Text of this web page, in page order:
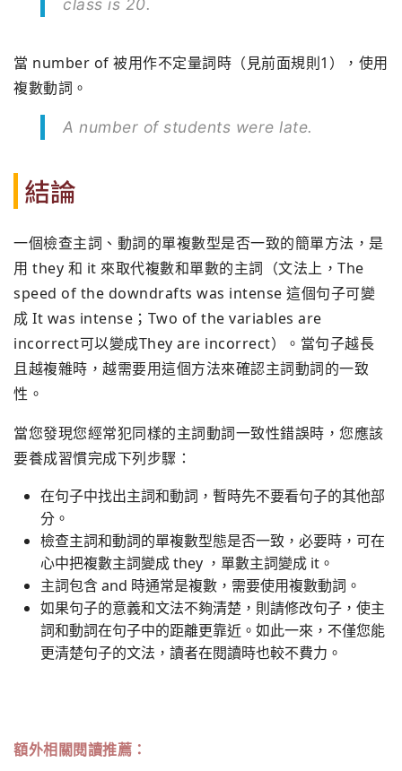
class is 20.
當 number of 被用作不定量詞時（見前面規則1），使用
複數動詞。
A number of students were late.
結論
一個檢查主詞、動詞的單複數型是否一致的簡單方法，是
用 they 和 it 來取代複數和單數的主詞（文法上，The
speed of the downdrafts was intense 這個句子可變
成 It was intense；Two of the variables are
incorrect可以變成They are incorrect）。當句子越長
且越複雜時，越需要用這個方法來確認主詞動詞的一致
性。
當您發現您經常犯同樣的主詞動詞一致性錯誤時，您應該
要養成習慣完成下列步驟：
在句子中找出主詞和動詞，暫時先不要看句子的其他部
分。
檢查主詞和動詞的單複數型態是否一致，必要時，可在
心中把複數主詞變成 they ，單數主詞變成 it。
主詞包含 and 時通常是複數，需要使用複數動詞。
如果句子的意義和文法不夠清楚，則請修改句子，使主
詞和動詞在句子中的距離更靠近。如此一來，不僅您能
更清楚句子的文法，讀者在閱讀時也較不費力。
額外相關閱讀推薦：